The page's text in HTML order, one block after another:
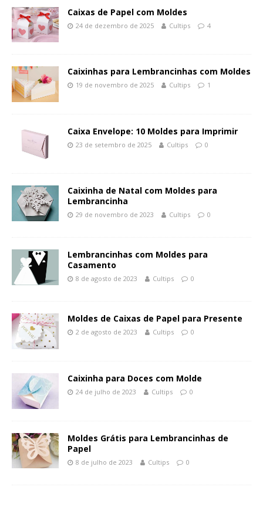
Caixas de Papel com Moldes
24 de dezembro de 2025 Cultips 4
Caixinhas para Lembrancinhas com Moldes
19 de novembro de 2025 Cultips 1
Caixa Envelope: 10 Moldes para Imprimir
23 de setembro de 2025 Cultips 0
Caixinha de Natal com Moldes para
Lembrancinha
29 de novembro de 2023 Cultips 0
Lembrancinhas com Moldes para
Casamento
8 de agosto de 2023 Cultips 0
Moldes de Caixas de Papel para Presente
2 de agosto de 2023 Cultips 0
Caixinha para Doces com Molde
24 de julho de 2023 Cultips 0
Moldes Grátis para Lembrancinhas de
Papel
8 de julho de 2023 Cultips 0